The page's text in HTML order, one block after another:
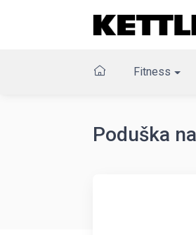
Fitness
Poduška